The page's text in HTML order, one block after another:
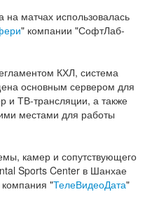
на матчах использовалась
" компании "СофтЛаб-
КХЛ, система
основным сервером для
и ТВ-трансляции, а также
местами для работы
камер и сопутствующего
Sports Center в Шанхае
"ТелеВидеоДата"